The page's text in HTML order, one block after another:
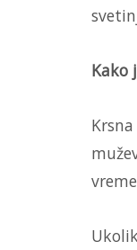
Kako